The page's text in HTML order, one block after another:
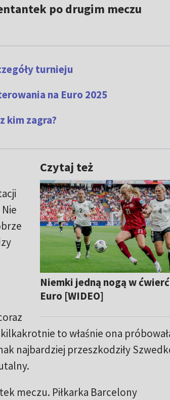
po drugim meczu
turnieju
na Euro 2025
kim zagra?
Czytaj też
Niemki jedną nogą w
Euro [WIDEO]
to właśnie ona
najbardziej przeszkodziły
meczu. Piłkarka Barcelony